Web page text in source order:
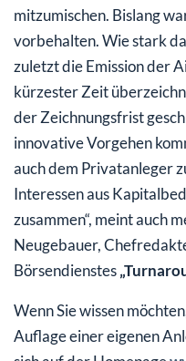
mitzumischen. Bislang
vorbehalten. Wie stark
zuletzt die Emission der
kürzester Zeit
der Zeichnungsfrist
innovative Vorgehen
auch dem Privatanleger
Interessen aus
zusammen“, meint auch
Neugebauer,
Börsendienstes
Wenn Sie wissen
Auflage einer eigenen